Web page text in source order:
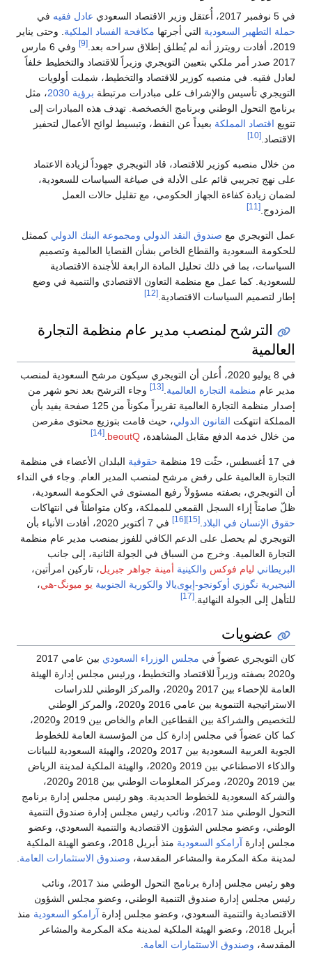
في 5 نوفمبر 2017، أُعتقل وزير الاقتصاد السعودي عادل فقيه في
حملة التطهير السعودية التي أجرتها مكافحة الفساد الملكية . وحتى يناير
2019، أفادت رويترز أنه لم يُطلق إطلاق سراحه بعد.
[9]
وفي 6 مارس
2017 صدر أمر ملكي بتعيين التويجري وزيراً للاقتصاد والتخطيط خلفاً
لعادل فقيه. في منصبه كوزير للاقتصاد والتخطيط، شملت أولويات
التويجري تأسيس والإشراف على مبادرات مرتبطة برؤية 2030
، مثل
برنامج التحول الوطني وبرنامج الخصخصة. تهدف هذه المبادرات إلى
تنويع اقتصاد المملكة بعيداً عن النفط، وتبسيط لوائح الأعمال لتحفيز
الاقتصاد. [10]
من خلال منصبه كوزير للاقتصاد، قاد التويجري جهوداً لزيادة الاعتماد
على نهج تجريبي قائم على الأدلة في صياغة السياسات للسعودية،
لضمان زيادة كفاءة الجهاز الحكومي، مع تقليل حالات العمل
المزدوج. [11]
عمل التويجري مع صندوق النقد الدولي ومجموعة البنك الدولي كممثل
للحكومة السعودية والقطاع الخاص بشأن القضايا العالمية وتصميم
السياسات، بما في ذلك تحليل المادة الرابعة للأجندة الاقتصادية
للسعودية. كما عمل مع منظمة التعاون الاقتصادي والتنمية في وضع
إطار لتصميم السياسات الاقتصادية. [12]
الترشح لمنصب مدير عام منظمة التجارة
العالمية
في 8 يوليو 2020، أُعلن أن التويجري سيكون مرشح السعودية لمنصب
مدير عام منظمة التجارة العالمية [13]
وجاء الترشح بعد نحو شهر من
إصدار منظمة التجارة العالمية تقريراً مكوناً من 125 صفحة يفيد بأن
المملكة انتهكت القانون الدولي، حيث قامت بتوزيع محتوى مقرصن
من خلال خدمة الدفع مقابل المشاهدة، beoutQ
[14]
في 17 أغسطس، حثّت 19 منظمة حقوقية البلدان الأعضاء في منظمة
التجارة العالمية على رفض مرشح لمنصب المدير العام. وجاء في النداء
أن التويجري، بصفته مسؤولاً رفيع المستوى في الحكومة السعودية،
ظلّ صامتاً إزاء السجل القمعي للمملكة، وكان متواطئاً في انتهاكات
حقوق الإنسان في البلاد [15]
[16]
في 7 أكتوبر 2020، أفادت الأنباء بأن
التويجري لم يحصل على الدعم الكافي للفوز بمنصب مدير عام منظمة
التجارة العالمية. وخرج من السباق في الجولة الثانية، إلى جانب
البريطاني ليام فوكس والكينية أمينة جواهر جبريل، تاركين امرأتين،
النيجيرية نگوزي أوكونجو-إيوِى‌يالا والكورية الجنوبية يو ميونگ-هي،
للتأهل إلى الجولة النهائية. [17]
عضويات
كان التويجري عضواً في مجلس الوزراء السعودي
بين عامي 2017
و2020 بصفته وزيراً للاقتصاد والتخطيط، ورئيس مجلس إدارة الهيئة
العامة للإحصاء بين 2017 و2020، والمركز الوطني للدراسات
الاستراتيجية التنموية بين عامي 2016 و2020، والمركز الوطني
للتخصيص والشراكة بين القطاعين العام والخاص بين 2019 و2020،
كما كان عضواً في مجلس إدارة كل من المؤسسة العامة للخطوط
الجوية العربية السعودية بين 2017 و2020، والهيئة السعودية للبيانات
والذكاء الاصطناعي بين 2019 و2020، والهيئة الملكية لمدينة الرياض
بين 2019 و2020، ومركز المعلومات الوطني بين 2018 و2020،
والشركة السعودية للخطوط الحديدية. وهو رئيس مجلس إدارة برنامج
التحول الوطني منذ 2017، ونائب رئيس مجلس إدارة صندوق التنمية
الوطني، وعضو مجلس الشؤون الاقتصادية والتنمية السعودي، وعضو
مجلس إدارة آرامكو السعودية
منذ أبريل 2018، وعضو الهيئة الملكية
لمدينة مكة المكرمة والمشاعر المقدسة، وصندوق الاستثمارات العامة
وهو رئيس مجلس إدارة برنامج التحول الوطني منذ 2017، ونائب
رئيس مجلس إدارة صندوق التنمية الوطني، وعضو مجلس الشؤون
الاقتصادية والتنمية السعودي، وعضو مجلس إدارة آرامكو السعودية منذ
أبريل 2018، وعضو الهيئة الملكية لمدينة مكة المكرمة والمشاعر
المقدسة، وصندوق الاستثمارات العامة